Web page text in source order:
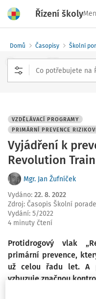
Řízení školy
Domů Časopisy Školní
VZDĚLÁVACÍ PROGRAMY
PRIMÁRNÍ PREVENCE
Vyjádření k
Revolution Train
Mgr. Jan Žufníček
Vydáno: 22. 8. 2022
Zdroj: Časopis Školní
Vydání: 5/2022
4 minuty čtení
Protidrogový vlak
primární prevence,
už celou řadu let. A
vzbuzuje značnou